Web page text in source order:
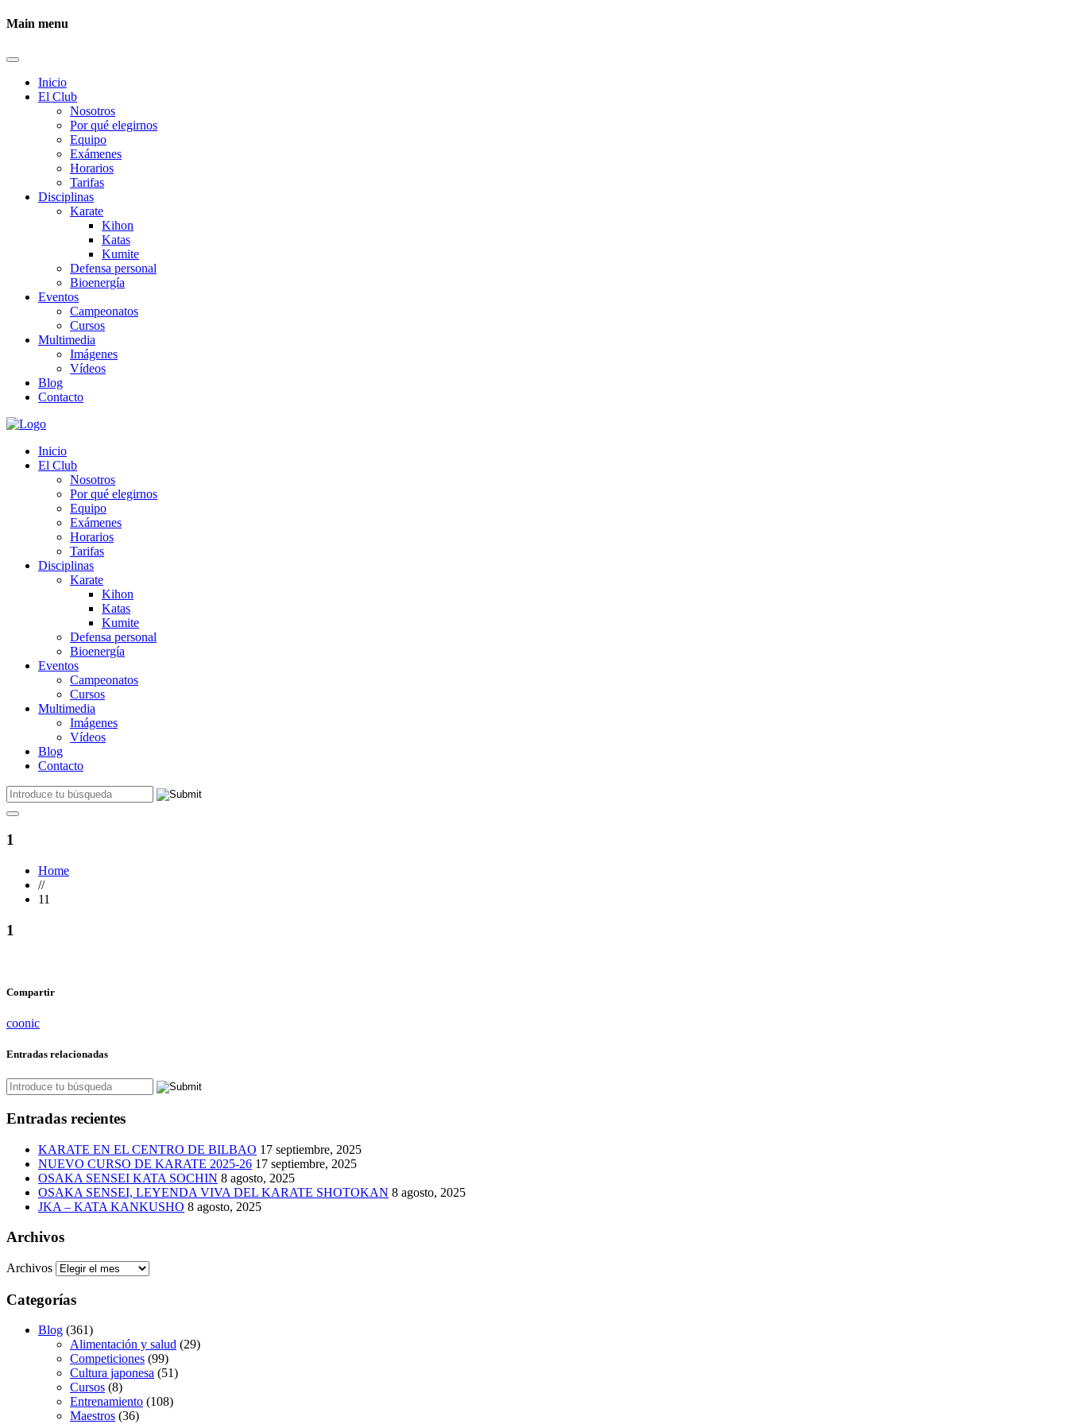
Main menu
Inicio
El Club
Nosotros
Por qué elegirnos
Equipo
Exámenes
Horarios
Tarifas
Disciplinas
Karate
Kihon
Katas
Kumite
Defensa personal
Bioenergía
Eventos
Campeonatos
Cursos
Multimedia
Imágenes
Vídeos
Blog
Contacto
Inicio
El Club
Nosotros
Por qué elegirnos
Equipo
Exámenes
Horarios
Tarifas
Disciplinas
Karate
Kihon
Katas
Kumite
Defensa personal
Bioenergía
Eventos
Campeonatos
Cursos
Multimedia
Imágenes
Vídeos
Blog
Contacto
1
Home
//
11
1
Compartir
coonic
Entradas relacionadas
Entradas recientes
KARATE EN EL CENTRO DE BILBAO 17 septiembre, 2025
NUEVO CURSO DE KARATE 2025-26 17 septiembre, 2025
OSAKA SENSEI KATA SOCHIN 8 agosto, 2025
OSAKA SENSEI, LEYENDA VIVA DEL KARATE SHOTOKAN 8 agosto, 2025
JKA – KATA KANKUSHO 8 agosto, 2025
Archivos
Archivos
Categorías
Blog (361)
Alimentación y salud (29)
Competiciones (99)
Cultura japonesa (51)
Cursos (8)
Entrenamiento (108)
Maestros (36)